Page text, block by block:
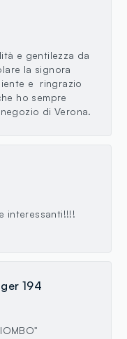
e gentilezza da
la signora
e ringrazio
ho sempre
di Verona.
interessanti!!!!
194